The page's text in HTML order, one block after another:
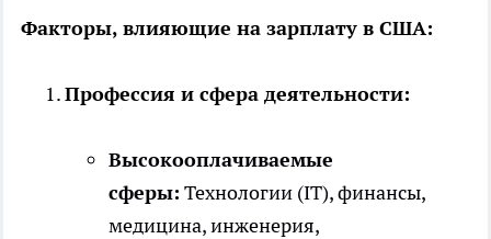
Факторы, влияющие на зарплату в США:
Профессия и сфера деятельности:
Высокооплачиваемые
сферы: Технологии (IT), финансы,
медицина, инженерия,